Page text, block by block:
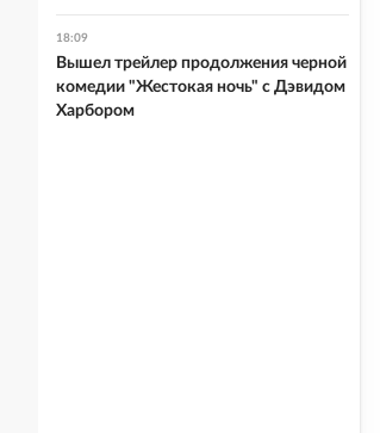
18:09
Вышел трейлер продолжения черной
комедии "Жестокая ночь" с Дэвидом
Харбором